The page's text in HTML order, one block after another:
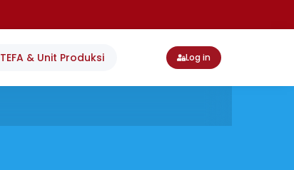
TEFA & Unit Produksi Log in